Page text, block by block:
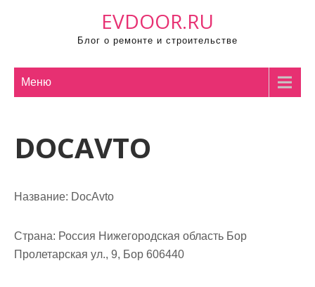
EVDOOR.RU
Блог о ремонте и строительстве
Меню
DOCAVTO
Название: DocAvto
Страна: Россия Нижегородская область Бор
Пролетарская ул., 9, Бор 606440